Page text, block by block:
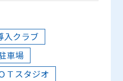
入クラブ
車場
Ｔスタジオ